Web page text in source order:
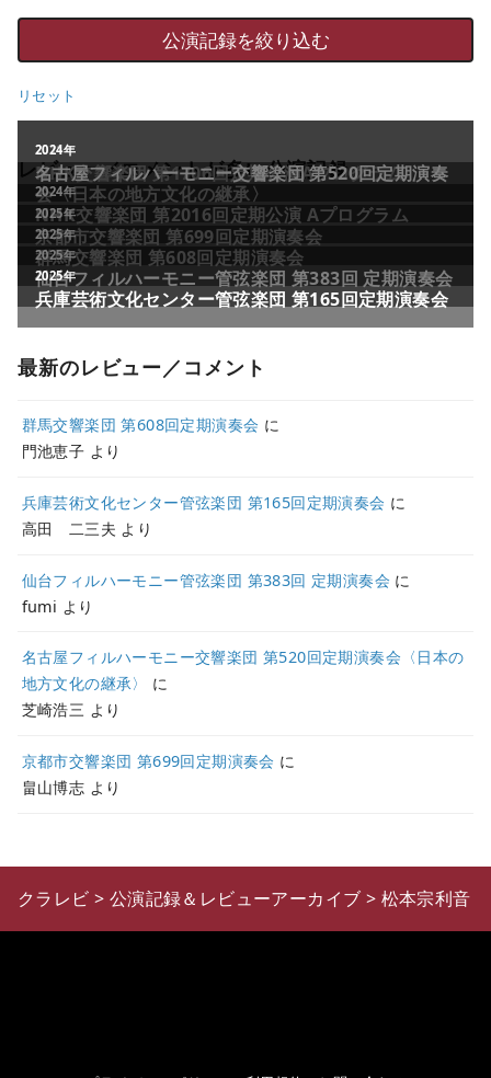
リセット
レビュー／コメントが多い公演記録
最新のレビュー／コメント
群馬交響楽団 第608回定期演奏会 に
門池恵子 より
兵庫芸術文化センター管弦楽団 第165回定期演奏会 に
高田 二三夫 より
仙台フィルハーモニー管弦楽団 第383回 定期演奏会 に
fumi より
名古屋フィルハーモニー交響楽団 第520回定期演奏会〈日本の
地方文化の継承〉
に
芝崎浩三 より
京都市交響楽団 第699回定期演奏会 に
畠山博志 より
クラレビ > 公演記録＆レビューアーカイブ > 松本宗利音